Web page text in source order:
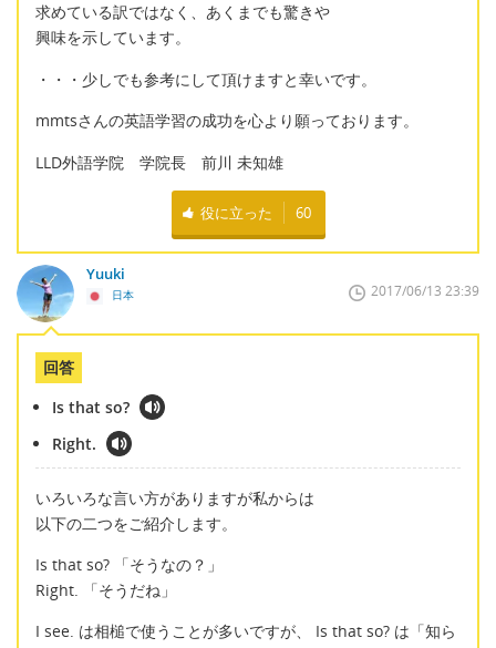
求めている訳ではなく、あくまでも驚きや
興味を示しています。
・・・少しでも参考にして頂けますと幸いです。
mmtsさんの英語学習の成功を心より願っております。
LLD外語学院 学院長 前川 未知雄
役に立った 60
Yuuki
日本 2017/06/13 23:39
回答
Is that so?
Right.
いろいろな言い方がありますが私からは
以下の二つをご紹介します。
Is that so? 「そうなの？」
Right. 「そうだね」
I see. は相槌で使うことが多いですが、 Is that so? は「知ら